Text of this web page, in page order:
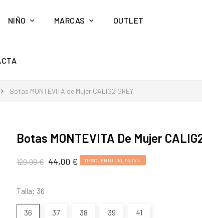
NIÑO MARCAS OUTLET
Botas MONTEVITA de Mujer CALIG2 GREY
Botas MONTEVITA De Mujer
129,99 € 44,00 € DESCUENTO DEL 66,15%
Talla: 36
36 37 38 39 41